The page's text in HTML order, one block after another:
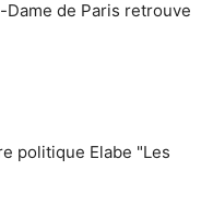
de Paris retrouve
politique Elabe "Les